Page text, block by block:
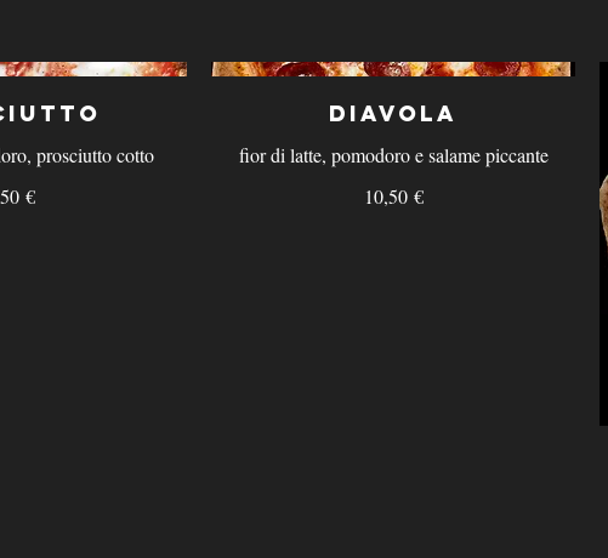
prosciutto cotto
€
Diavola
fior di latte, pomodoro e salame piccante
10,50 €